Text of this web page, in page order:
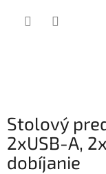
Stolový
2xUSB-A,
dobíjanie